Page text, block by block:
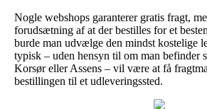
Nogle webshops garanterer gratis fragt,
forudsætning af at der bestilles for et
burde man udvælge den mindst kostelige
typisk – uden hensyn til om man befinder
Korsør eller Assens – vil være at få
bestillingen til et udleveringssted.